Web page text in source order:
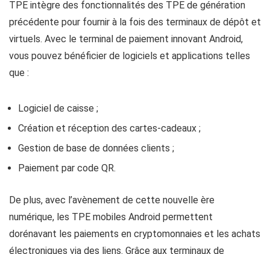
TPE intègre des fonctionnalités des TPE de génération
précédente pour fournir à la fois des terminaux de dépôt et
virtuels. Avec le terminal de paiement innovant Android,
vous pouvez bénéficier de logiciels et applications telles
que :
Logiciel de caisse ;
Création et réception des cartes-cadeaux ;
Gestion de base de données clients ;
Paiement par code QR.
De plus, avec l’avènement de cette nouvelle ère
numérique, les TPE mobiles Android permettent
dorénavant les paiements en cryptomonnaies et les achats
électroniques via des liens. Grâce aux terminaux de